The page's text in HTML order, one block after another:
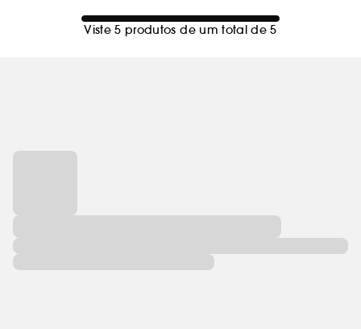
Viste 5 produtos de um total de 5